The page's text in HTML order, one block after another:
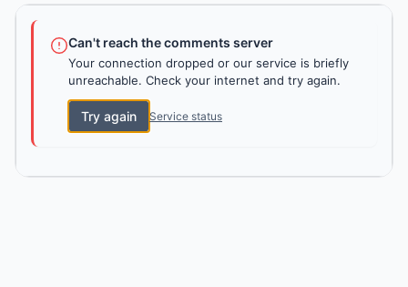
Can't reach the comments server
Your connection dropped or our service is briefly
unreachable. Check your internet and try again.
Try again Service status